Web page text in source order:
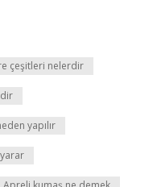
çeşitleri nelerdir
yapılır